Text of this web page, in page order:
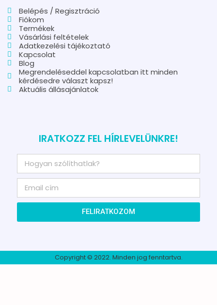
Belépés / Regisztráció
Fiókom
Termékek
Vásárlási feltételek
Adatkezelési tájékoztató
Kapcsolat
Blog
Megrendeléseddel kapcsolatban itt minden
kérdésedre választ kapsz!
Aktuális állásajánlatok
IRATKOZZ FEL HÍRLEVELÜNKRE!
FELIRATKOZOM
Copyright © 2022. Minden jog fenntartva.​